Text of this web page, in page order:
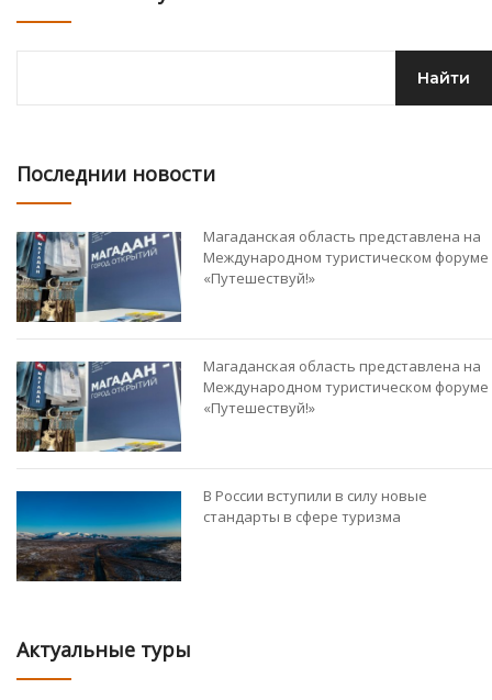
Последнии новости
Магаданская область представлена на
Международном туристическом форуме
«Путешествуй!»
Магаданская область представлена на
Международном туристическом форуме
«Путешествуй!»
В России вступили в силу новые
стандарты в сфере туризма
Актуальные туры